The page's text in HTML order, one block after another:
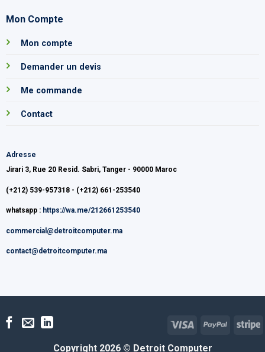
Mon Compte
Mon compte
Demander un devis
Me commande
Contact
Adresse
Jirari 3, Rue 20 Resid. Sabri, Tanger - 90000 Maroc
(+212) 539-957318 - (+212) 661-253540
whatsapp : https://wa.me/212661253540
commercial@detroitcomputer.ma
contact@detroitcomputer.ma
Copyright 2026 © Detroit Computer
Visa PayPal